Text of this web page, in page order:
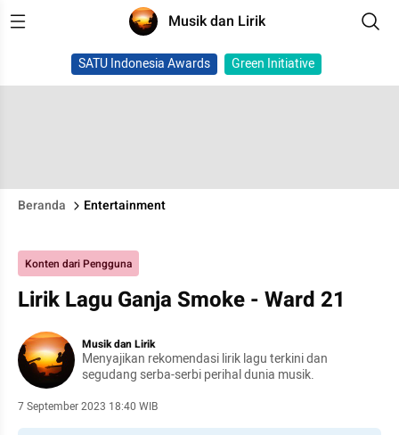
Musik dan Lirik
SATU Indonesia Awards Green Initiative
Beranda Entertainment
Konten dari Pengguna
Lirik Lagu Ganja Smoke - Ward 21
Musik dan Lirik
Menyajikan rekomendasi lirik lagu terkini dan
segudang serba-serbi perihal dunia musik.
7 September 2023 18:40 WIB